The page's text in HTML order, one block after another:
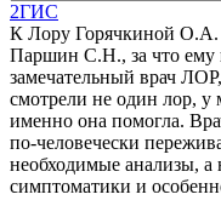
2ГИС
К Лору Горячкиной О.А.
Паршин С.Н., за что
замечательный врач
смотрели не один лор, у
именно она помогла.
по-человечески
необходимые анализы, а
симптоматики и